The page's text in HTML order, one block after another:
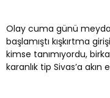
Olay cuma günü
başlamıştı kışkırtma
kimse tanımıyordu,
karanlık tip Sivas’a akın